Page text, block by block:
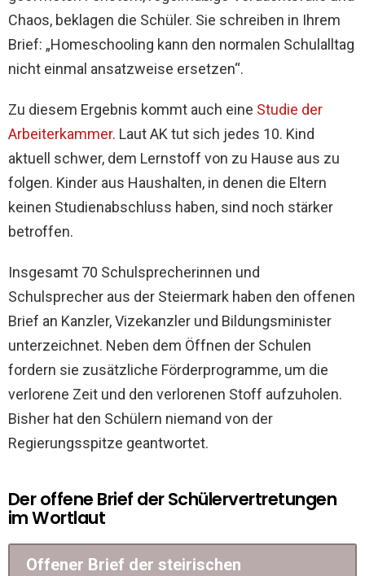
Chaos, beklagen die Schüler. Sie schreiben in Ihrem
Brief: „Homeschooling kann den normalen Schulalltag
nicht einmal ansatzweise ersetzen“.
Zu diesem Ergebnis kommt auch eine Studie der
Arbeiterkammer. Laut AK tut sich jedes 10. Kind
aktuell schwer, dem Lernstoff von zu Hause aus zu
folgen. Kinder aus Haushalten, in denen die Eltern
keinen Studienabschluss haben, sind noch stärker
betroffen.
Insgesamt 70 Schulsprecherinnen und
Schulsprecher aus der Steiermark haben den offenen
Brief an Kanzler, Vizekanzler und Bildungsminister
unterzeichnet. Neben dem Öffnen der Schulen
fordern sie zusätzliche Förderprogramme, um die
verlorene Zeit und den verlorenen Stoff aufzuholen.
Bisher hat den Schülern niemand von der
Regierungsspitze geantwortet.
Der offene Brief der Schülervertretungen
im Wortlaut
Offener Brief der steirischen